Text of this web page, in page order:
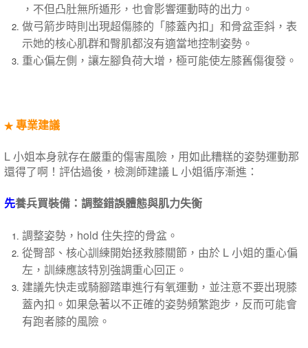
，不但凸肚無所遁形，也會影響運動​時​的出力。
做​弓箭步時​則​出現超傷膝的「膝蓋內扣」和骨盆歪斜，表
示她的核心肌群和臀肌都沒有適當地控制姿勢。
重心偏左側，讓左腳負荷大增，極可能​使​左膝舊傷復發。
★ 專業​建議
L 小姐本身就存在嚴重的傷害風險，用如此糟糕的姿勢運動那
還得了啊！評估過後，檢測師建議 L 小姐循序漸進：
先養兵買裝備：調整錯誤體態與肌力失衡
調整姿勢，hold 住失控的骨盆。
從臀部、核心訓練開始拯救膝關節，由於 L 小姐的重心偏
左，訓練應該特別強調重心回正。
建議先快走或​騎​腳踏車進行有氧運動，並注意不要出現膝
蓋內扣。如果​急著​​以不正確的​姿勢頻繁跑步，​反而​可能​會
有​跑者膝的風險。